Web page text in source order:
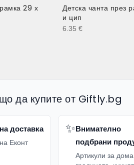
29 х
Детска чанта през
и цип
6.35 €
да купите от Giftly.bg
доставка
Еконт
✨Внимателно
подбрани
Артикули за дома,